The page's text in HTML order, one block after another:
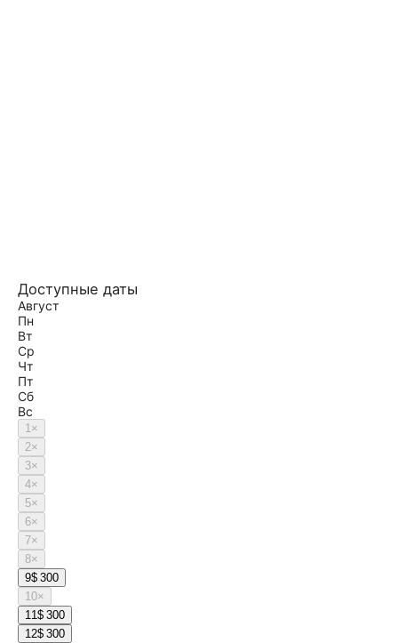
Доступные даты
Август
Пн
Вт
Ср
Чт
Пт
Сб
Вс
1×
2×
3×
4×
5×
6×
7×
8×
9$ 300
10×
11$ 300
12$ 300